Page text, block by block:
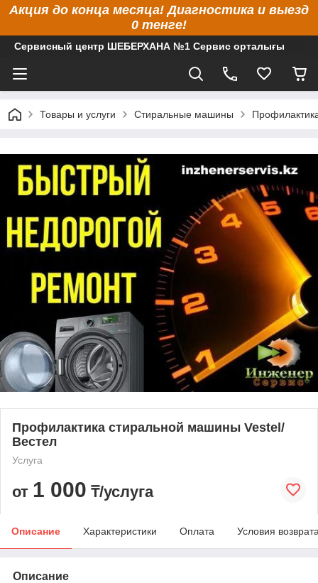
Акция до конца месяца! Диагностика и выезд
0 тенге!
Сервисный центр ШЕБЕРХАНА №1 Сервис орталығы
Товары и услуги Стиральные машины
Профилактика стиральной машины Vestel/
Вестел
Услуга
от 1 000 ₸/услуга
Описание Характеристики Оплата Условия
Описание